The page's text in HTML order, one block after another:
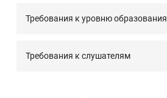
Требования к уровню образования
Требования к слушателям